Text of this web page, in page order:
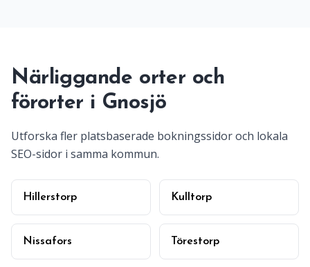
Närliggande orter och
förorter i Gnosjö
Utforska fler platsbaserade bokningssidor och lokala
SEO-sidor i samma kommun.
Hillerstorp Kulltorp
Nissafors Törestorp